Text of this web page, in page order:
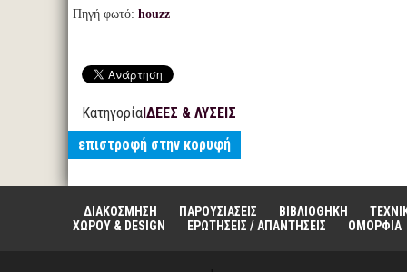
Πηγή φωτό: houzz
ΚατηγορίαΙΔΕΕΣ & ΛΥΣΕΙΣ
επιστροφή στην κορυφή
ΔΙΑΚΟΣΜΗΣΗ ΠΑΡΟΥΣΙΑΣΕΙΣ ΒΙΒΛΙΟΘΗΚΗ
ΧΩΡΟΥ & DESIGN
ΕΡΩΤΗΣΕΙΣ / ΑΠΑΝΤΗΣΕΙΣ ΟΜΟΡΦΙΑ